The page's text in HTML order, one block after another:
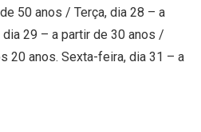
50 anos / Terça, dia 28 – a
29 – a partir de 30 anos /
20 anos. Sexta-feira, dia 31 – a